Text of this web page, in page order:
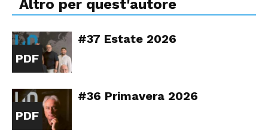
Altro per quest'autore
PDF
#37 Estate 2026
PDF
#36 Primavera 2026